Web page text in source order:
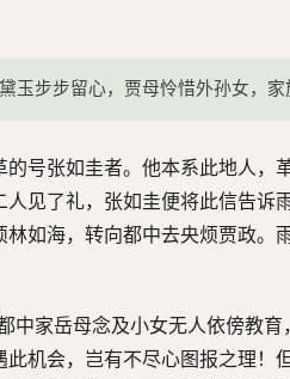
步步留心，贾母怜惜外孙女，家
号张如圭者。他本系此地人，
见了礼，张如圭便将此信告诉
如海，转向都中去央烦贾政。
中家岳母念及小女无人依傍教
机会，岂有不尽心图报之理！